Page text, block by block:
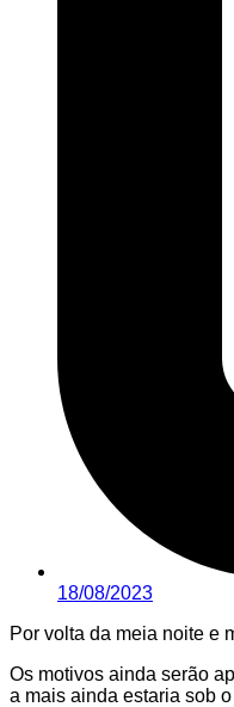
18/08/2023
Por volta da meia noite e
Os motivos ainda serão
a mais ainda estaria sob